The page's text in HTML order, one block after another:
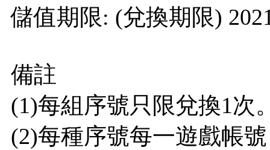
儲值期限: (兌換期限)
備註
(1)每組序號只限兌換1次
(2)每種序號每一遊戲帳